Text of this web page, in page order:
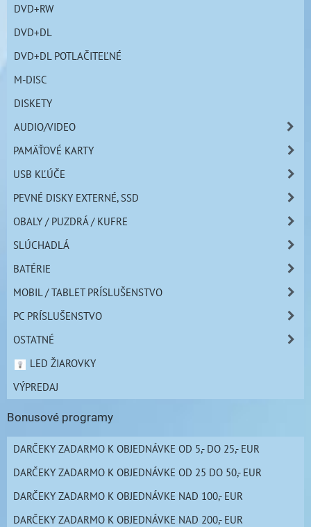
DVD+RW
DVD+DL
DVD+DL POTLAČITEĽNÉ
M-DISC
DISKETY
AUDIO/VIDEO
PAMÄŤOVÉ KARTY
USB KĽÚČE
PEVNÉ DISKY EXTERNÉ, SSD
OBALY / PUZDRÁ / KUFRE
SLÚCHADLÁ
BATÉRIE
MOBIL / TABLET PRÍSLUŠENSTVO
PC PRÍSLUŠENSTVO
OSTATNÉ
LED ŽIAROVKY
VÝPREDAJ
Bonusové programy
DARČEKY ZADARMO K OBJEDNÁVKE OD 5,- DO 25,- EUR
DARČEKY ZADARMO K OBJEDNÁVKE OD 25 DO 50,- EUR
DARČEKY ZADARMO K OBJEDNÁVKE NAD 100,- EUR
DARČEKY ZADARMO K OBJEDNÁVKE NAD 200,- EUR